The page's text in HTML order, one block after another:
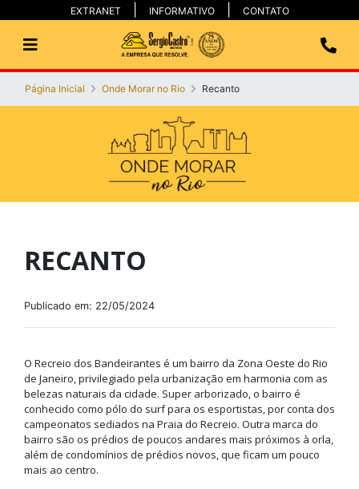
EXTRANET INFORMATIVO CONTATO
Página Inicial Onde Morar no Rio Recanto
RECANTO
Publicado em: 22/05/2024
O Recreio dos Bandeirantes é um bairro da Zona Oeste do Rio
de Janeiro, privilegiado pela urbanização em harmonia com as
belezas naturais da cidade. Super arborizado, o bairro é
conhecido como pólo do surf para os esportistas, por conta dos
campeonatos sediados na Praia do Recreio. Outra marca do
bairro são os prédios de poucos andares mais próximos à orla,
além de condomínios de prédios novos, que ficam um pouco
mais ao centro.